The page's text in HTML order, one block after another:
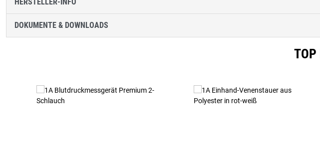
DOKUMENTE & DOWNLOADS
TOP